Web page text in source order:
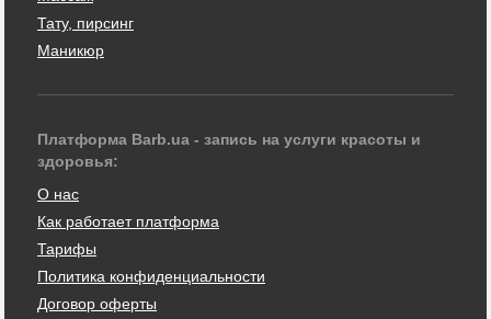
Тату, пирсинг
Маникюр
Платформа Barb.ua - запись на услуги красоты и
здоровья:
О нас
Как работает платформа
Тарифы
Политика конфиденциальности
Договор оферты